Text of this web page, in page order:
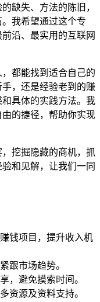
缺失、方法的陈旧，
我希望通过这个专
沿、最实用的互联网
都能找到适合自己的
，还是经验老到的赚
具体的实践方法。我
的捷径，帮助你实现
挖掘隐藏的商机，抓
和见解，让我们一同
钱项目，提升收入机
跟市场趋势。
，避免摸索时间。
资源及资料支持。